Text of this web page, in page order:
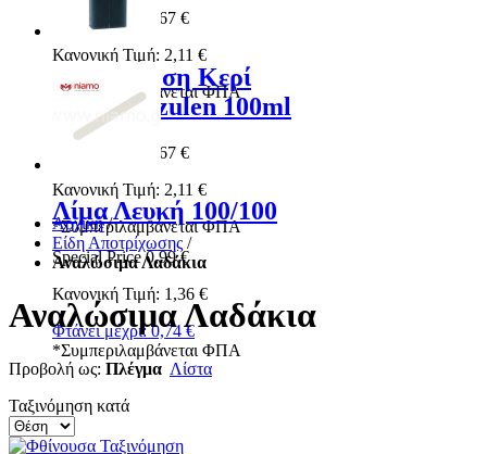
1,67 €
Κανονική Τιμή: 2,11 €
*Συμπεριλαμβάνεται ΦΠΑ
Αποτρίχωση Κερί
Ρολέτα Azulen 100ml
1,67 €
Κανονική Τιμή: 2,11 €
*Συμπεριλαμβάνεται ΦΠΑ
Λίμα Λευκή 100/100
Special Price 0,99 €
Κανονική Τιμή: 1,36 €
Φτάνει μέχρι: 0,74 €
*Συμπεριλαμβάνεται ΦΠΑ
Αρχική /
Είδη Αποτρίχωσης /
Αναλώσιμα Λαδάκια
Αναλώσιμα Λαδάκια
Προβολή ως: Πλέγμα Λίστα
Ταξινόμηση κατά